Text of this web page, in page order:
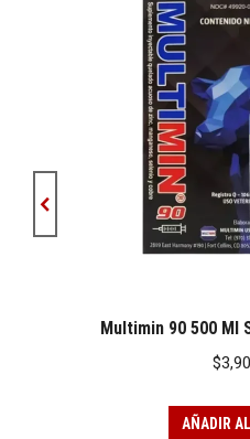
Multimin 90 500 Ml
$
AÑADIR